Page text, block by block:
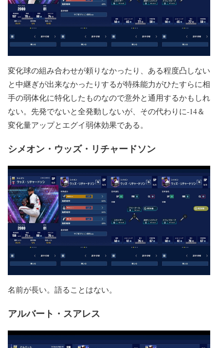
変化球の組み合わせが頼りなかったり、ある程度凸しない
と中継ぎが出来なかったりするが特殊能力がひたすらに相
手の弱体化に特化したものなので意外と通用するかもしれ
ない。先発でないと全発動しないが、その代わりに-14＆
変化量アップとエグイ弱体効果である。
シメオン・ウッズ・リチャードソン
名前が長い。語ることはない。
アルバート・スアレス